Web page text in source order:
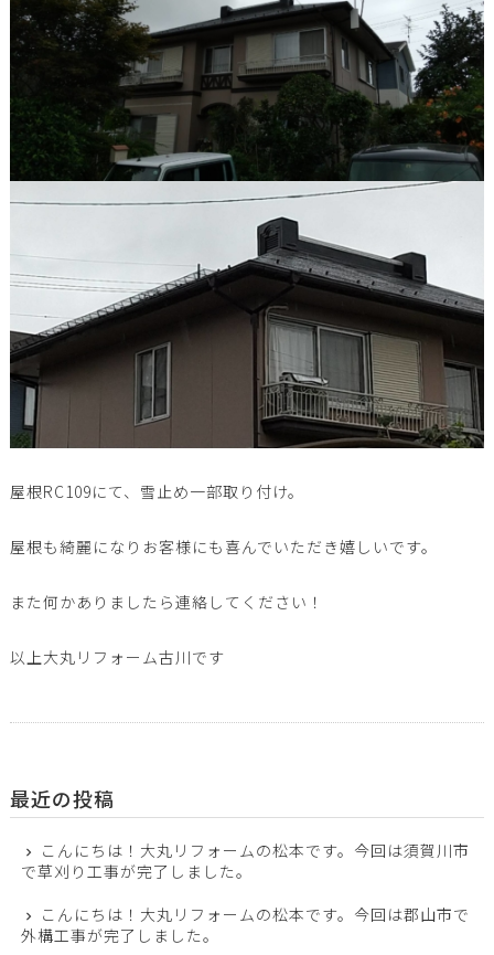
屋根RC109にて、雪止め一部取り付け。
屋根も綺麗になりお客様にも喜んでいただき嬉しいです。
また何かありましたら連絡してください！
以上大丸リフォーム古川です
最近の投稿
こんにちは！大丸リフォームの松本です。今回は須賀川市
で草刈り工事が完了しました。
こんにちは！大丸リフォームの松本です。今回は郡山市で
外構工事が完了しました。